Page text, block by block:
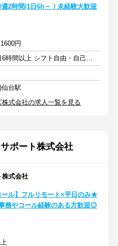
2時間/1日6h～！未経験大歓迎
円
週2日以上 1日6時間以上 シフト自由・自己申告
台駅
式会社の求人一覧を見る
ポート株式会社
株式会社
ール】フルリモート×平日のみ★
務やコール経験のある方歓迎◎